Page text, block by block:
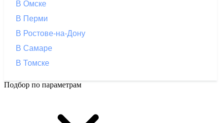
В Омске
В Перми
В Ростове-на-Дону
В Самаре
В Томске
Подбор по параметрам